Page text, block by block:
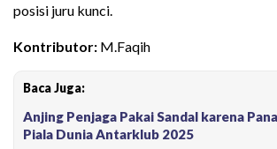
posisi juru kunci.
Kontributor: M.Faqih
Baca Juga:
Anjing Penjaga Pakai Sandal karena
Piala Dunia Antarklub 2025